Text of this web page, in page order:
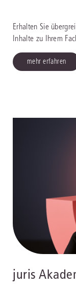
Erhalten Sie
Inhalte zu Ihrem
mehr erfahren
juris